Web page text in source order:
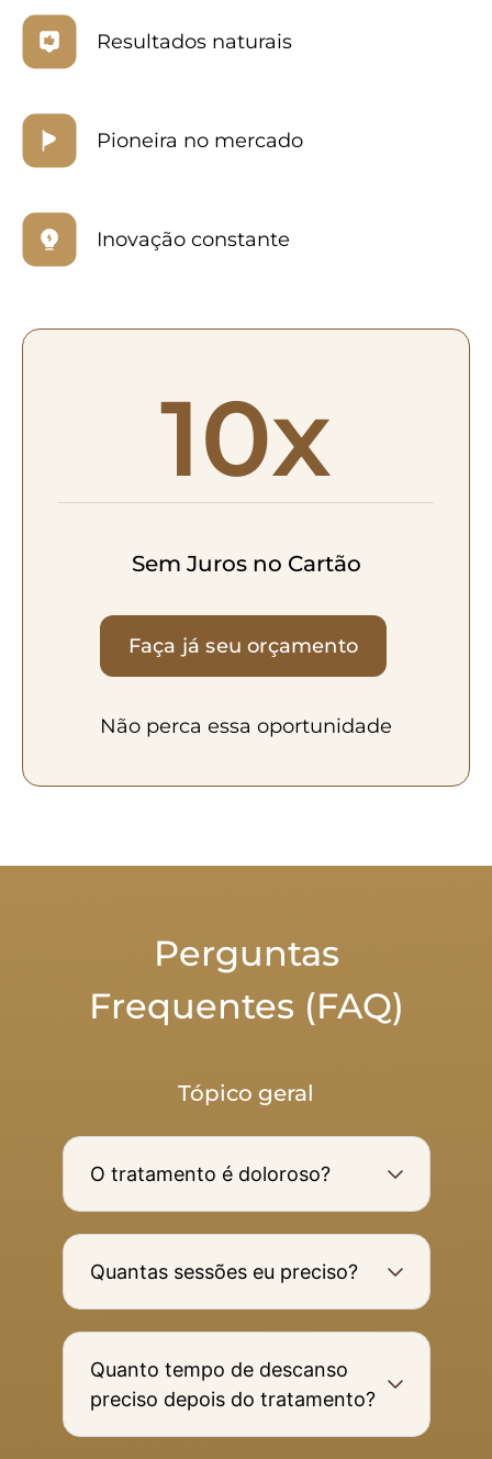
10x
Sem Juros no Cartão
Faça já seu orçamento
Não perca essa oportunidade
Resultados naturais
Pioneira no mercado
Inovação constante
Perguntas
Frequentes (FAQ)
Tópico geral
O tratamento é doloroso?
Quantas sessões eu preciso?
Quanto tempo de descanso
preciso depois do tratamento?